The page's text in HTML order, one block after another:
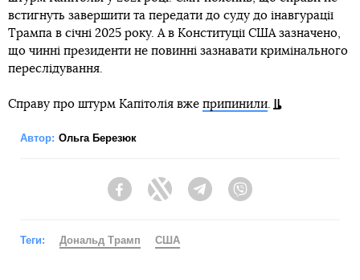
встигнуть завершити та передати до суду до інавгурації
Трампа в січні 2025 року. А в Конституції США зазначено,
що чинні президенти не повинні зазнавати кримінального
переслідування.
Справу про штурм Капітолія вже припинили.
Автор: Ольга Березюк
FacebookTwitter Telegram
Теги: Дональд Трамп США